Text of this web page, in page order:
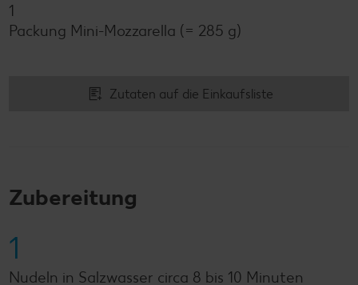
1
Packung Mini-Mozzarella (= 285 g)
Zutaten auf die Einkaufsliste
Zubereitung
1
Nudeln in Salzwasser circa 8 bis 10 Minuten